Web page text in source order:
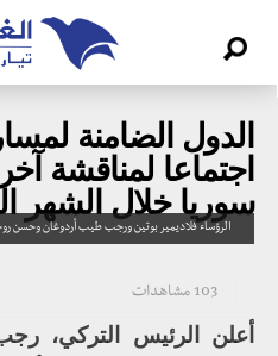
الدول الضامنة
اجتماعا لمناقشة
سوريا خلال الشهر
الرؤساء فلاديمير بوتين ورجب طيب أردوغان وحسن
103 مشاهدات
أعلن الرئيس التركي،